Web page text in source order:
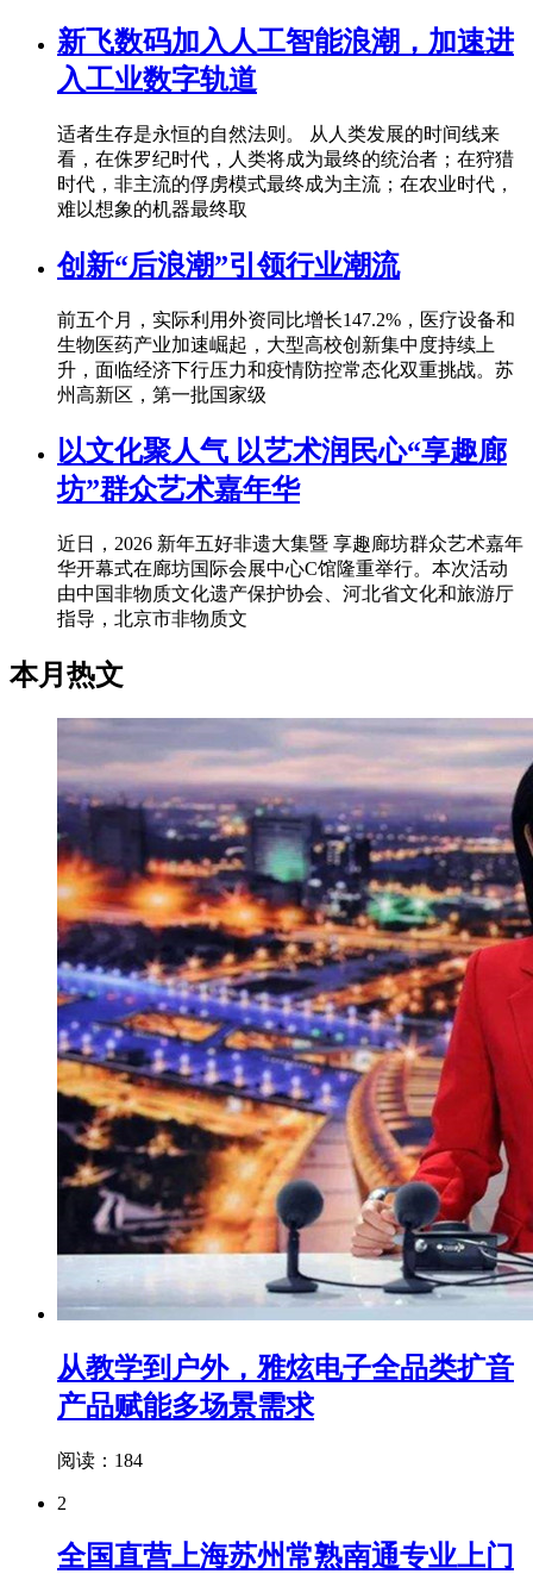
新飞数码加入人工智能浪潮，加速进
入工业数字轨道
适者生存是永恒的自然法则。 从人类发展的时间线来
看，在侏罗纪时代，人类将成为最终的统治者；在狩猎
时代，非主流的俘虏模式最终成为主流；在农业时代，
难以想象的机器最终取
创新“后浪潮”引领行业潮流
前五个月，实际利用外资同比增长147.2%，医疗设备和
生物医药产业加速崛起，大型高校创新集中度持续上
升，面临经济下行压力和疫情防控常态化双重挑战。苏
州高新区，第一批国家级
以文化聚人气 以艺术润民心“享趣廊
坊”群众艺术嘉年华
近日，2026 新年五好非遗大集暨 享趣廊坊群众艺术嘉年
华开幕式在廊坊国际会展中心C馆隆重举行。本次活动
由中国非物质文化遗产保护协会、河北省文化和旅游厅
指导，北京市非物质文
本月热文
从教学到户外，雅炫电子全品类扩音
产品赋能多场景需求
阅读：184
2
全国直营上海苏州常熟南通专业上门